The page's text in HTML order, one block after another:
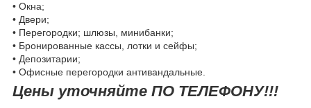
• Окна;
• Двери;
• Перегородки; шлюзы, минибанки;
• Бронированные кассы, лотки и сейфы;
• Депозитарии;
• Офисные перегородки антивандальные.
Цены уточняйте ПО ТЕЛЕФОНУ!!!